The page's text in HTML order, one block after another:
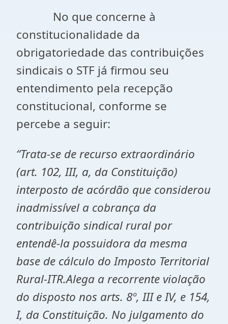
No que concerne à
constitucionalidade da
obrigatoriedade das contribuições
sindicais o STF já firmou seu
entendimento pela recepção
constitucional, conforme se
percebe a seguir:
“Trata-se de recurso extraordinário
(art. 102, III, a, da Constituição)
interposto de acórdão que considerou
inadmissível a cobrança da
contribuição sindical rural por
entendê-la possuidora da mesma
base de cálculo do Imposto Territorial
Rural-ITR.Alega a recorrente violação
do disposto nos arts. 8º, III e IV, e 154,
I, da Constituição. No julgamento do